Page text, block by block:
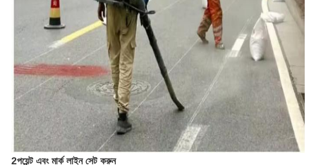
2পয়েন্ট এবং মার্ক লাইন সেট করুন